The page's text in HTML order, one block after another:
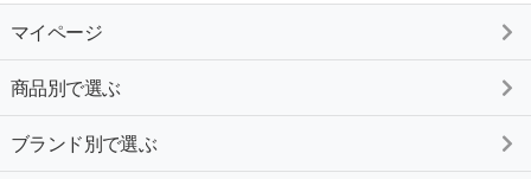
マイページ
商品別で選ぶ
ブランド別で選ぶ